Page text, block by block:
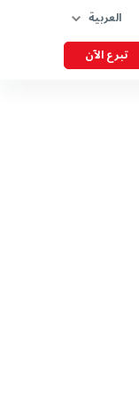
العربية
تبرع الآن